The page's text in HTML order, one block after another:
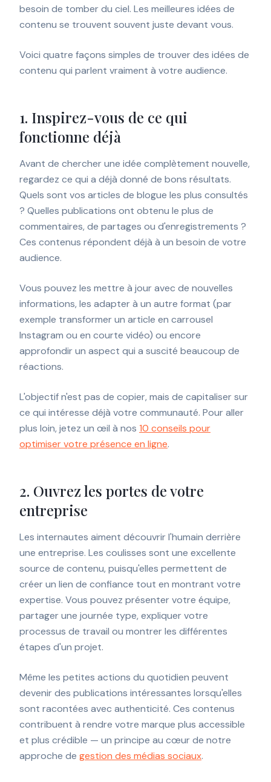
besoin de tomber du ciel. Les meilleures idées de
contenu se trouvent souvent juste devant vous.
Voici quatre façons simples de trouver des idées de
contenu qui parlent vraiment à votre audience.
1. Inspirez-vous de ce qui
fonctionne déjà
Avant de chercher une idée complètement nouvelle,
regardez ce qui a déjà donné de bons résultats.
Quels sont vos articles de blogue les plus consultés
? Quelles publications ont obtenu le plus de
commentaires, de partages ou d'enregistrements ?
Ces contenus répondent déjà à un besoin de votre
audience.
Vous pouvez les mettre à jour avec de nouvelles
informations, les adapter à un autre format (par
exemple transformer un article en carrousel
Instagram ou en courte vidéo) ou encore
approfondir un aspect qui a suscité beaucoup de
réactions.
L'objectif n'est pas de copier, mais de capitaliser sur
ce qui intéresse déjà votre communauté. Pour aller
plus loin, jetez un œil à nos 10 conseils pour
optimiser votre présence en ligne.
2. Ouvrez les portes de votre
entreprise
Les internautes aiment découvrir l'humain derrière
une entreprise. Les coulisses sont une excellente
source de contenu, puisqu'elles permettent de
créer un lien de confiance tout en montrant votre
expertise. Vous pouvez présenter votre équipe,
partager une journée type, expliquer votre
processus de travail ou montrer les différentes
étapes d'un projet.
Même les petites actions du quotidien peuvent
devenir des publications intéressantes lorsqu'elles
sont racontées avec authenticité. Ces contenus
contribuent à rendre votre marque plus accessible
et plus crédible — un principe au cœur de notre
approche de gestion des médias sociaux.